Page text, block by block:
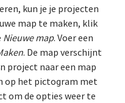
kun je je projecten
map te maken, klik
Nieuwe map. Voer een
. De map verschijnt
project naar een map
op het pictogram met
om de opties weer te